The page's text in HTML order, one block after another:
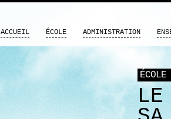
LE
ACCUEIL ÉCOLE ADMINISTRATION